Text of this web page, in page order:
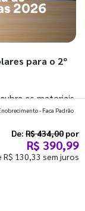
para o 2º
os materiais
segundo- Faca Padrão
De: R$ 434,00 por
R$ 390,99
R$ 130,33 sem juros